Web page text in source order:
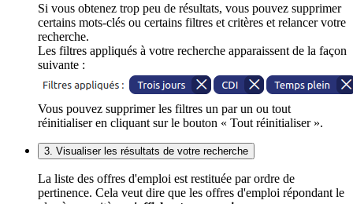
Si vous obtenez trop peu de résultats, vous pouvez supprimer
certains mots-clés ou certains filtres et critères et relancer votre
recherche.
Les filtres appliqués à votre recherche apparaissent de la façon
suivante :
Vous pouvez supprimer les filtres un par un ou tout
réinitialiser en cliquant sur le bouton « Tout réinitialiser ».
3. Visualiser les résultats de votre recherche
La liste des offres d'emploi est restituée par ordre de
pertinence. Cela veut dire que les offres d'emploi répondant le